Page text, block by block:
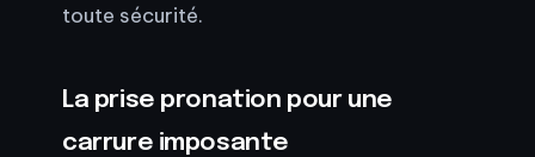
toute sécurité.
La prise pronation pour une
carrure imposante